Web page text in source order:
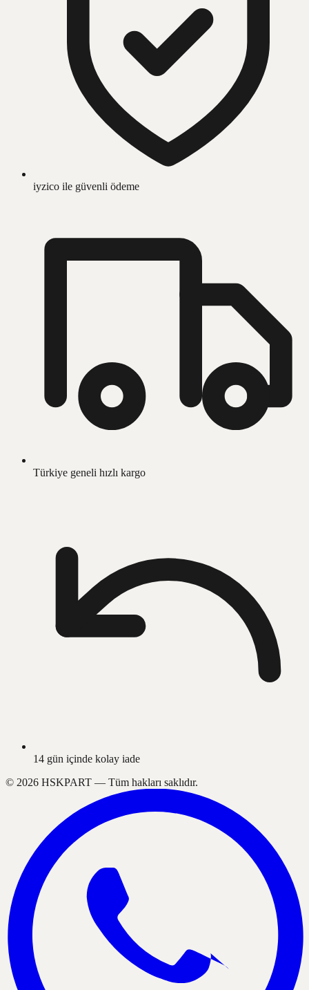
iyzico ile güvenli ödeme
Türkiye geneli hızlı kargo
14 gün içinde kolay iade
© 2026 HSKPART — Tüm hakları saklıdır.